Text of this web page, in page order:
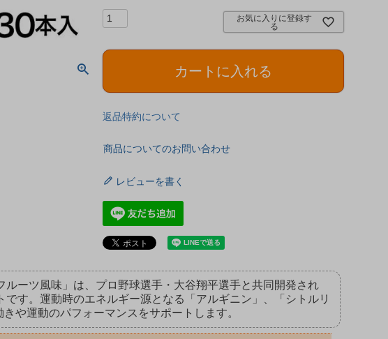
お気に入りに登録す
る
カートに入れる
返品特約について
商品についてのお問い合わせ
レビューを書く
ーツ風味」は、プロ野球選手・大谷翔平選手と共同開発され
す。運動時のエネルギー源となる「アルギニン」、「シトルリ
や運動のパフォーマンスをサポートします。